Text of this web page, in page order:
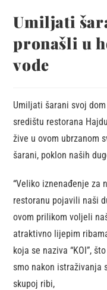
Umiljati
pronašli u
vode
Umiljati šarani svoj
središtu restorana
žive u ovom ubrzanom
šarani, poklon naših
“Veliko iznenađenje za
restoranu pojavili naši
ovom prilikom voljeli
atraktivno lijepim
koja se naziva “KOI”,
smo nakon istraživanja
skupoj ribi,